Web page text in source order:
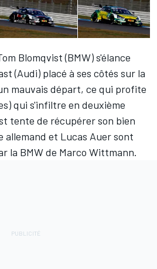
Blomqvist (BMW) s'élance
(Audi) placé à ses côtés sur la
mauvais départ, ce qui profite
qui s'infiltre en deuxième
tente de récupérer son bien
allemand et Lucas Auer sont
la BMW de Marco Wittmann.